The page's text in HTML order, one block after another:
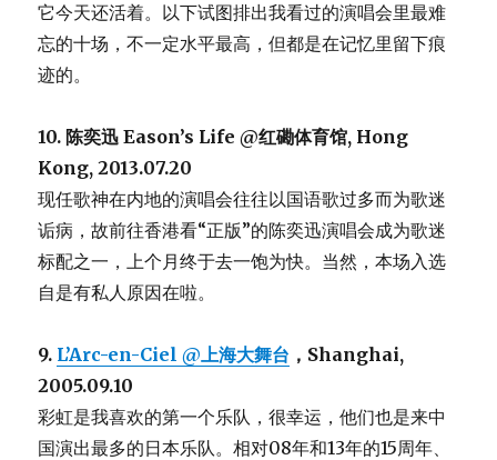
它今天还活着。以下试图排出我看过的演唱会里最难
忘的十场，不一定水平最高，但都是在记忆里留下痕
迹的。
10. 陈奕迅 Eason’s Life @红磡体育馆, Hong
Kong, 2013.07.20
现任歌神在内地的演唱会往往以国语歌过多而为歌迷
诟病，故前往香港看“正版”的陈奕迅演唱会成为歌迷
标配之一，上个月终于去一饱为快。当然，本场入选
自是有私人原因在啦。
9. L’Arc-en-Ciel @上海大舞台 ，Shanghai,
2005.09.10
彩虹是我喜欢的第一个乐队，很幸运，他们也是来中
国演出最多的日本乐队。相对08年和13年的15周年、